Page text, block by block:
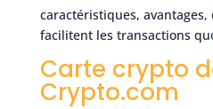
caractéristiques,
facilitent les transactions
Carte crypto
Crypto.com